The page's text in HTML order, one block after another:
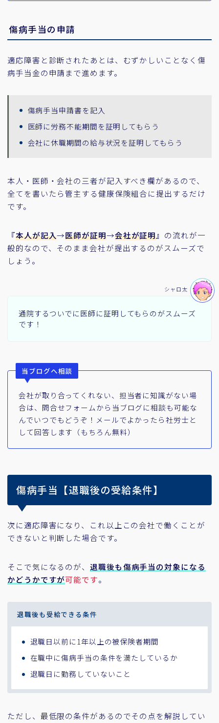
傷病手当の申請
適応障害と診断されたあとは、むずかしいことなく傷
病手当金の申請まで進めます。
傷病手当申請書を記入
医師に労務不能期間を証明してもらう
会社に休職期間の給与状況を証明してもらう
本人・医師・会社の三者が記入すべき欄があるので、
全てを書いたら管主する健康保険組合に提出するだけ
です。
『本人が記入→医師が証明→会社が証明』の流れが一
般的なので、そのまま会社が提出するのがスムーズで
しょう。
通院するついでに医師に証明してもらのがスムーズ
です！
シャロ太
当ブログへ相談
会社が取り合ってくれない、担当者に知識がない場
合は、問合せフォームから当ブログに相談も可能な
んでいつでもどうぞ！メールでよかったら社労士と
して回答します（もちろん無料）
傷病手当【退職後の受給条件】
次に適応障害になり、これ以上この会社で働くことが
できないと判断した場合です。
そこで気になるのが、 退職後も傷病手当の対象になる
かどうかですが可能です。
退職後も受給できる条件
退職日以前に1年以上の被保険者期間
在職中に傷病手当の条件を満たしているか
退職日に勤務していないこと
ただし、最低限の条件があるのでその点を解説してい